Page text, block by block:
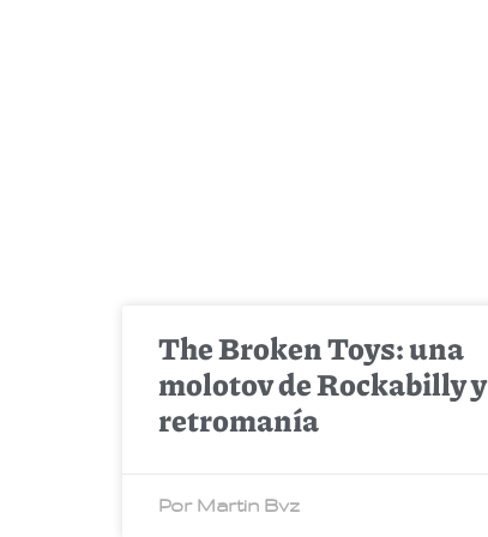
The Broken Toys: una
molotov de Rockabilly y
retromanía
Por Martin Bvz